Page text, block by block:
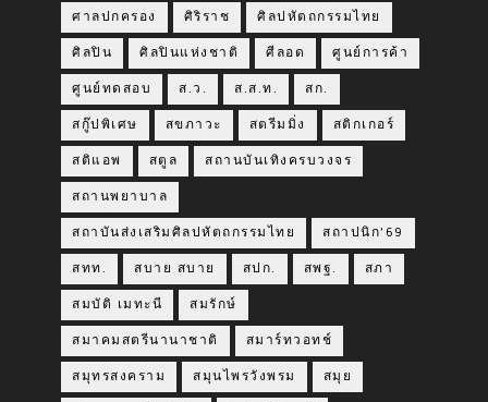
ศาลปกครอง ศิริราช ศิลปหัตถกรรมไทย
ศิลปิน ศิลปินแห่งชาติ ศีลอด ศูนย์การค้า
ศูนย์ทดสอบ ส.ว. ส.ส.ท. สก.
สกู๊ปพิเศษ สขภาวะ สตรีมมิ่ง สติกเกอร์
สติแอพ สตูล สถานบันเทิงครบวงจร
สถานพยาบาล
สถาบันส่งเสริมศิลปหัตถกรรมไทย สถาปนิก’69
สทท. สบาย สบาย สปก. สพฐ. สภา
สมบัติ เมทะนี สมรักษ์
สมาคมสตรีนานาชาติ สมาร์ทวอทช์
สมุทรสงคราม สมุนไพรวังพรม สมุย